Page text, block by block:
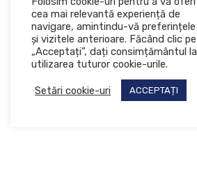
cea mai relevantă experiență de
navigare, amintindu-vă preferințele
și vizitele anterioare. Făcând clic pe
„Acceptați”, dați consimțământul la
utilizarea tuturor cookie-urile.
Setări cookie-uri ACCEPTAȚI